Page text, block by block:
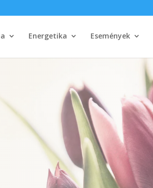
Energetika Események